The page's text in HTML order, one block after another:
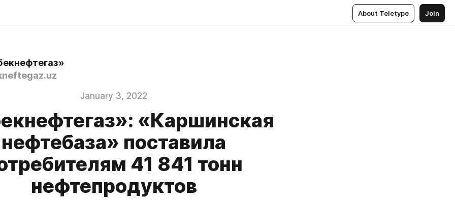
About Teletype Join
January 3, 2022
«Каршинская
нефтебаза» поставила
41 841 тонн
нефтепродуктов